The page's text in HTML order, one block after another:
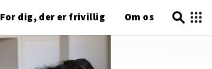
For dig, der er frivillig Om os